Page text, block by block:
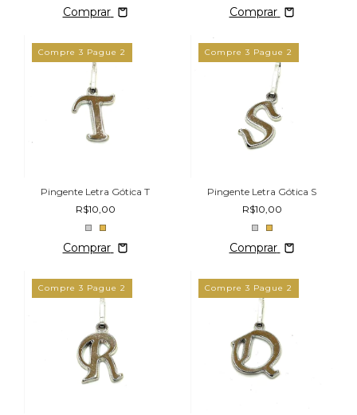
Comprar Comprar
Compre 3 Pague 2
Pingente Letra Gótica T
R$10,00
Comprar
Compre 3 Pague 2
Pingente Letra Gótica S
R$10,00
Comprar
Compre 3 Pague 2 Compre 3 Pague 2